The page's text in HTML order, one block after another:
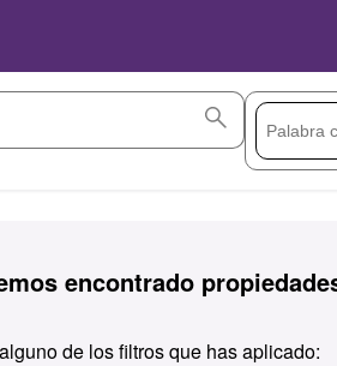
encontrado
de los filtros que has aplicado: